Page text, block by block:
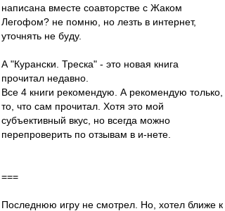
написана вместе соавторстве с Жаком
Легофом? не помню, но лезть в интернет,
уточнять не буду.
А "Курански. Треска" - это новая книга
прочитал недавно.
Все 4 книги рекомендую. А рекомендую только,
то, что сам прочитал. Хотя это мой
субъективный вкус, но всегда можно
перепроверить по отзывам в и-нете.
===
Последнюю игру не смотрел. Но, хотел ближе к